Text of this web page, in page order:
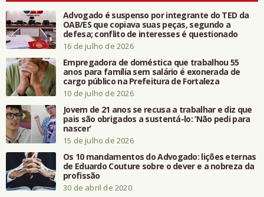
Advogado é suspenso por integrante do TED da
OAB/ES que copiava suas peças, segundo a
defesa; conflito de interesses é questionado
16 de julho de 2026
Empregadora de doméstica que trabalhou 55
anos para família sem salário é exonerada de
cargo público na Prefeitura de Fortaleza
10 de julho de 2026
Jovem de 21 anos se recusa a trabalhar e diz que
pais são obrigados a sustentá-lo: ‘Não pedi para
nascer’
15 de julho de 2026
Os 10 mandamentos do Advogado: lições eternas
de Eduardo Couture sobre o dever e a nobreza da
profissão
30 de abril de 2020